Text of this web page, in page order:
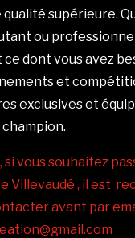
qualité supérieure.
ou
dont vous avez
et
exclusives et
vous souhaitez
Villevaudé , il est
avant par